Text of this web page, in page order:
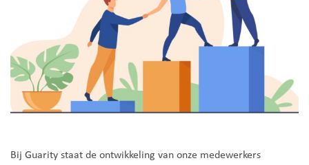
Bij Guarity staat de ontwikkeling van onze medewerkers